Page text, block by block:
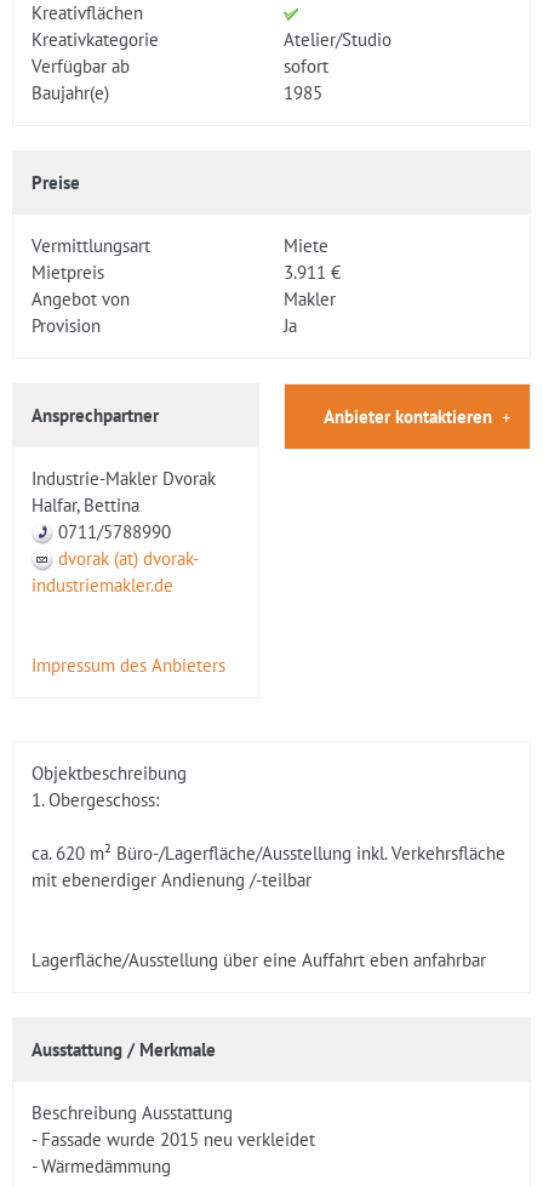
Kreativflächen
Kreativkategorie
Atelier/Studio
Verfügbar ab
sofort
Baujahr(e)
1985
Preise
Vermittlungsart
Miete
Mietpreis
3.911 €
Angebot von
Makler
Provision
Ja
Ansprechpartner
Industrie-Makler Dvorak
Halfar, Bettina
0711/5788990
dvorak (at) dvorak-
industriemakler.de
Impressum des Anbieters
Anbieter kontaktieren
Objektbeschreibung
1. Obergeschoss:
ca. 620 m² Büro-/Lagerfläche/Ausstellung inkl. Verkehrsfläche
mit ebenerdiger Andienung /-teilbar
Lagerfläche/Ausstellung über eine Auffahrt eben anfahrbar
Ausstattung / Merkmale
Beschreibung Ausstattung
- Fassade wurde 2015 neu verkleidet
- Wärmedämmung